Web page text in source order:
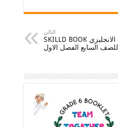
التالي
حل كتاب الانجليزي SKILLD BOOK
للصف السابع الفصل الاول